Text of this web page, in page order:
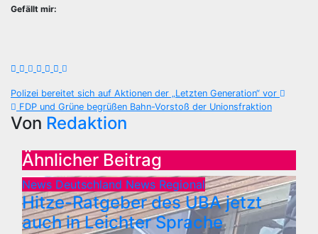
Gefällt mir:
Beitragsnavigation
Polizei bereitet sich auf Aktionen der „Letzten Generation“ vor
FDP und Grüne begrüßen Bahn-Vorstoß der Unionsfraktion
Von Redaktion
Ähnlicher Beitrag
News Deutschland News Regional
Hitze-Ratgeber des UBA jetzt
auch in Leichter Sprache